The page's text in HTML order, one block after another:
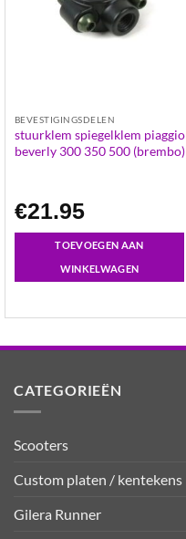
BEVESTIGINGSDELEN
stuurklem spiegelklem piaggio
beverly 300 350 500 (brembo)
€21.95
TOEVOEGEN AAN
WINKELWAGEN
CATEGORIEËN
Scooters
Custom platen / kentekens
Gilera Runner